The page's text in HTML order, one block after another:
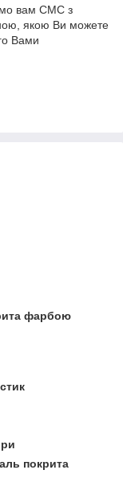
вам СМС з
якою Ви можете
Вами
фарбою
покрита